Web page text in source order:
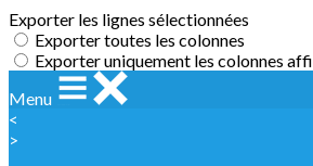
Exporter les lignes sélectionnées
Exporter toutes les colonnes
Exporter uniquement les colonnes
Menu
<
>